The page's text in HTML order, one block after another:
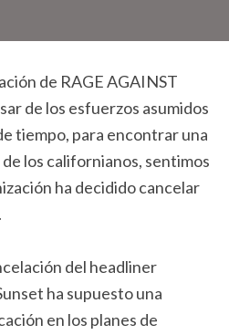
de RAGE AGAINST
de los esfuerzos asumidos
tiempo, para encontrar una
los californianos, sentimos
ha decidido cancelar
del headliner
ha supuesto una
en los planes de